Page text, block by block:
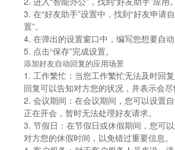
3. 在“好友助手”设置中，找到“好友申请
置”。
4. 在弹出的设置窗口中，编写您想要自动
5. 点击“保存”完成设置。
添加好友自动回复的应用场景
1. 工作繁忙：当您工作繁忙无法及时回
回复可以告知对方您的状况，并表示会尽
2. 会议期间：在会议期间，您可以设置
正在开会，暂时无法处理好友请求。
3. 节假日：在节假日或休假期间，您可
对方您的休假时间，以免错过重要信息。